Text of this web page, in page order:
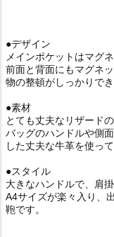
●デザイン
メインポケットはマグ
前面と背面にもマグネ
物の整頓がしっかりでき
●素材
とても丈夫なリザード
バッグのハンドルや側
した丈夫な牛革を使って
●スタイル
大きなハンドルで、肩
A4サイズが楽々入り、
鞄です。